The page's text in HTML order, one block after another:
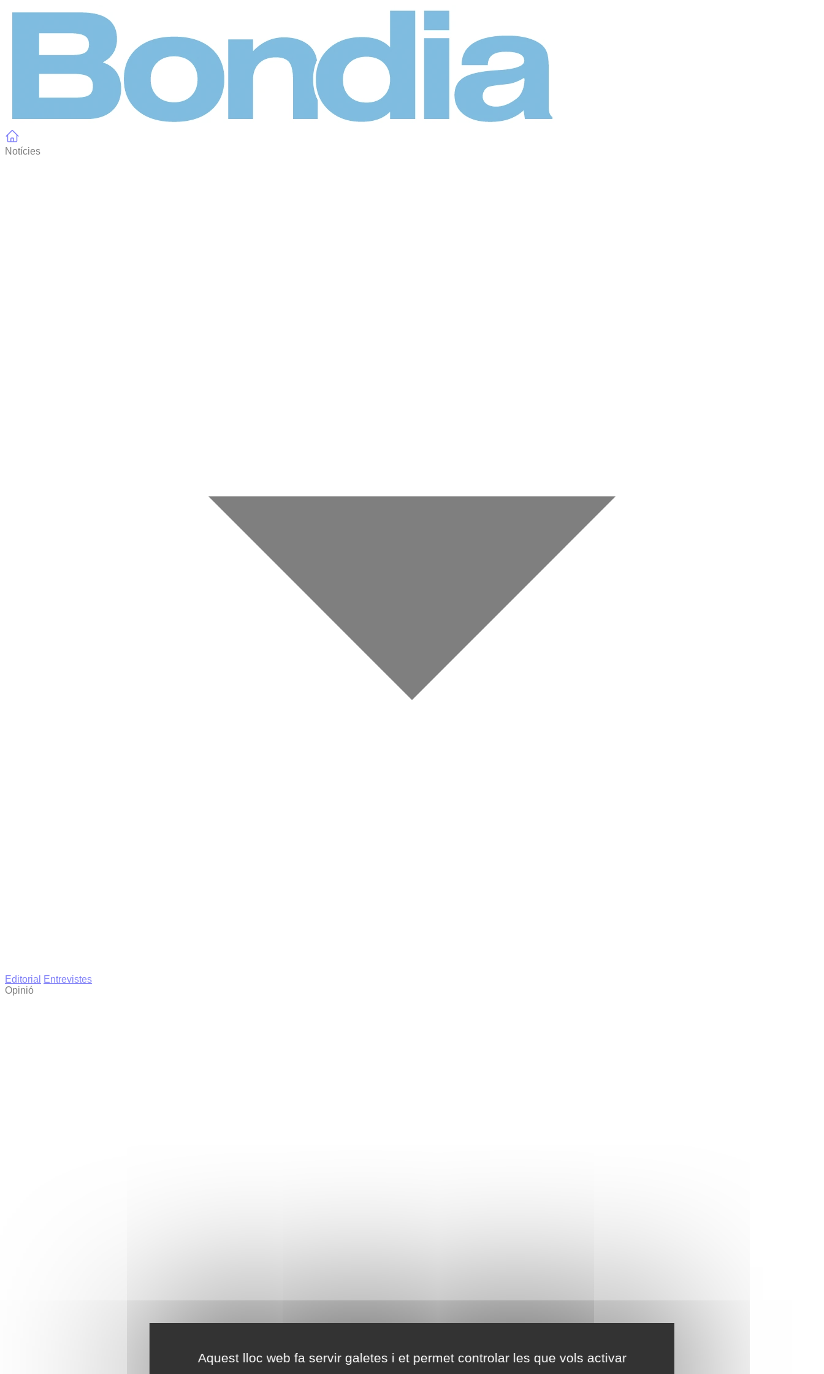
Aquest lloc web fa servir galetes i et permet controlar les que vols activar
Notícies
Editorial
Entrevistes
Opinió